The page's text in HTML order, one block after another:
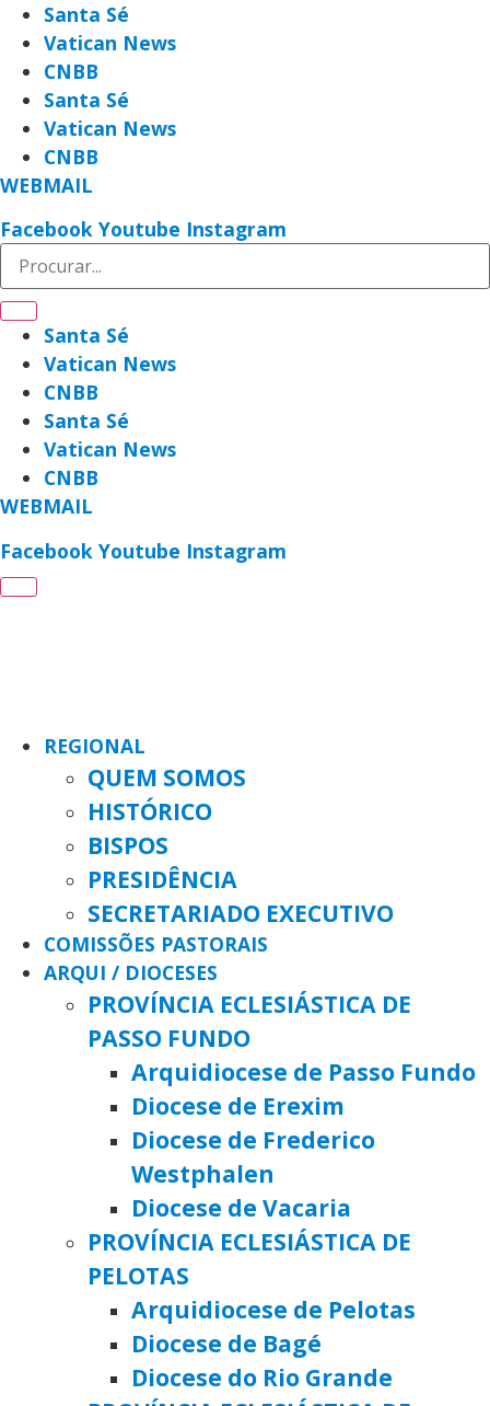
para
conteúdo
Santa Sé
Vatican News
CNBB
Santa Sé
Vatican News
CNBB
WEBMAIL
Facebook Youtube Instagram
Santa Sé
Vatican News
CNBB
Santa Sé
Vatican News
CNBB
WEBMAIL
Facebook Youtube Instagram
REGIONAL
QUEM SOMOS
HISTÓRICO
BISPOS
PRESIDÊNCIA
SECRETARIADO EXECUTIVO
COMISSÕES PASTORAIS
ARQUI / DIOCESES
PROVÍNCIA ECLESIÁSTICA DE
PASSO FUNDO
Arquidiocese de Passo Fundo
Diocese de Erexim
Diocese de Frederico
Westphalen
Diocese de Vacaria
PROVÍNCIA ECLESIÁSTICA DE
PELOTAS
Arquidiocese de Pelotas
Diocese de Bagé
Diocese do Rio Grande